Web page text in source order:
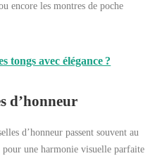
encore les montres de poche
tongs avec élégance ?
d’honneur
d’honneur passent souvent au
une harmonie visuelle parfaite